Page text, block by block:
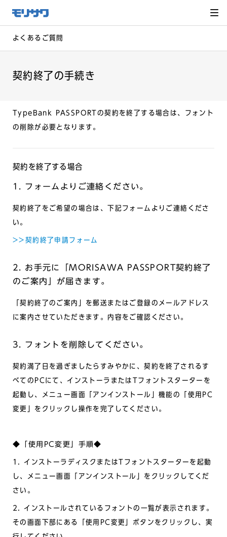
メ
ニュー
飛ばし
へ移動
よくあるご質問
契約終了の手続き
TypeBank PASSPORTの契約を終了する場合は、フォント
の削除が必要となります。
契約を終了する場合
1. フォームよりご連絡ください。
契約終了をご希望の場合は、下記フォームよりご連絡くださ
い。
>>契約終了申請フォーム
2. お手元に「MORISAWA PASSPORT契約終了
のご案内」が届きます。
「契約終了のご案内」を郵送またはご登録のメールアドレス
に案内させていただきます。内容をご確認ください。
3. フォントを削除してください。
契約満了日を過ぎましたらすみやかに、契約を終了されるす
べてのPCにて、インストーラまたはTフォントスターターを
起動し、メニュー画面「アンインストール」機能の「使用PC
変更」をクリックし操作を完了してください。
◆「使用PC変更」手順◆
1. インストーラディスクまたはTフォントスターターを起動
し、メニュー画面「アンインストール」をクリックしてくだ
さい。
2. インストールされているフォントの一覧が表示されます。
その画面下部にある「使用PC変更」ボタンをクリックし、実